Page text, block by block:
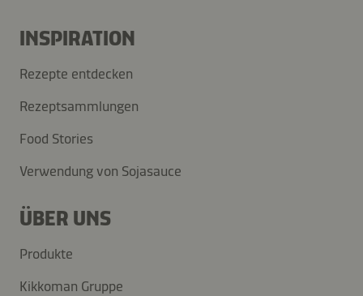
INSPIRATION
Rezepte entdecken
Rezeptsammlungen
Food Stories
Verwendung von Sojasauce
ÜBER UNS
Produkte
Kikkoman Gruppe